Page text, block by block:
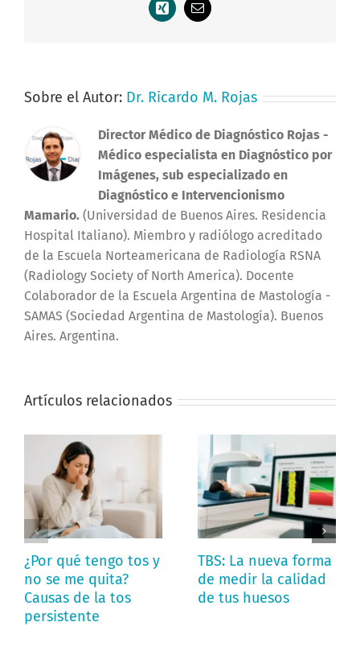
Xing
Correo
electrónico
Sobre el Autor: Dr. Ricardo M. Rojas
Director Médico de Diagnóstico Rojas -
Médico especialista en Diagnóstico por
Imágenes, sub especializado en
Diagnóstico e Intervencionismo
Mamario. (Universidad de Buenos Aires. Residencia
Hospital Italiano). Miembro y radiólogo acreditado
de la Escuela Norteamericana de Radiología RSNA
(Radiology Society of North America). Docente
Colaborador de la Escuela Argentina de Mastología -
SAMAS (Sociedad Argentina de Mastología). Buenos
Aires. Argentina.
Artículos relacionados
¿Por qué tengo tos y
no se me quita?
Causas de la tos
persistente
TBS: La nueva forma
de medir la calidad
de tus huesos